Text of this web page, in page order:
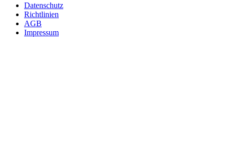
FußzeileDatenschutz
Richtlinien
AGB
Impressum